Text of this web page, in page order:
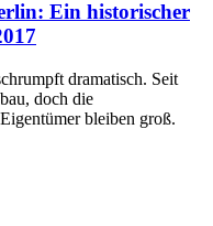
Ein historischer
dramatisch. Seit
doch die
bleiben groß.